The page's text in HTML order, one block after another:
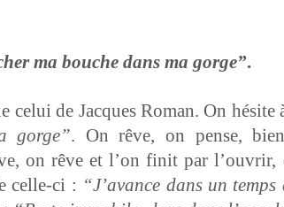
ma bouche dans ma gorge”.
celui de Jacques Roman. On
gorge”. On rêve, on pense,
on rêve et l’on finit par
celle-ci : “J’a­vance dans un